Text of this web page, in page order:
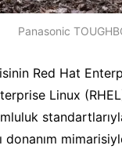
Panasonic
Red Hat
Linux
donanım